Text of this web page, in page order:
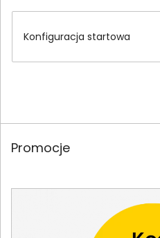
Konfiguracja startowa
Promocje